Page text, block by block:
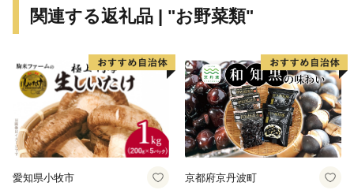
関連する返礼品 | "お野菜類"
愛知県小牧市 京都府京丹波町